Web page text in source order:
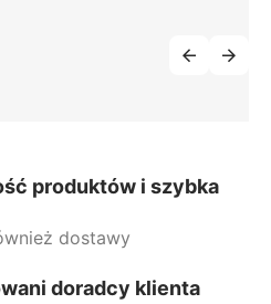
produktów i szybka
dostawy
doradcy klienta